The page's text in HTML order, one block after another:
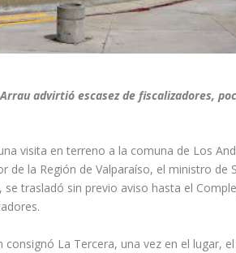
advirtió escasez de fiscalizadores,
visita en terreno a la comuna de Los
de la Región de Valparaíso, el ministro de
se trasladó sin previo aviso hasta el
consignó La Tercera, una vez en el lugar,